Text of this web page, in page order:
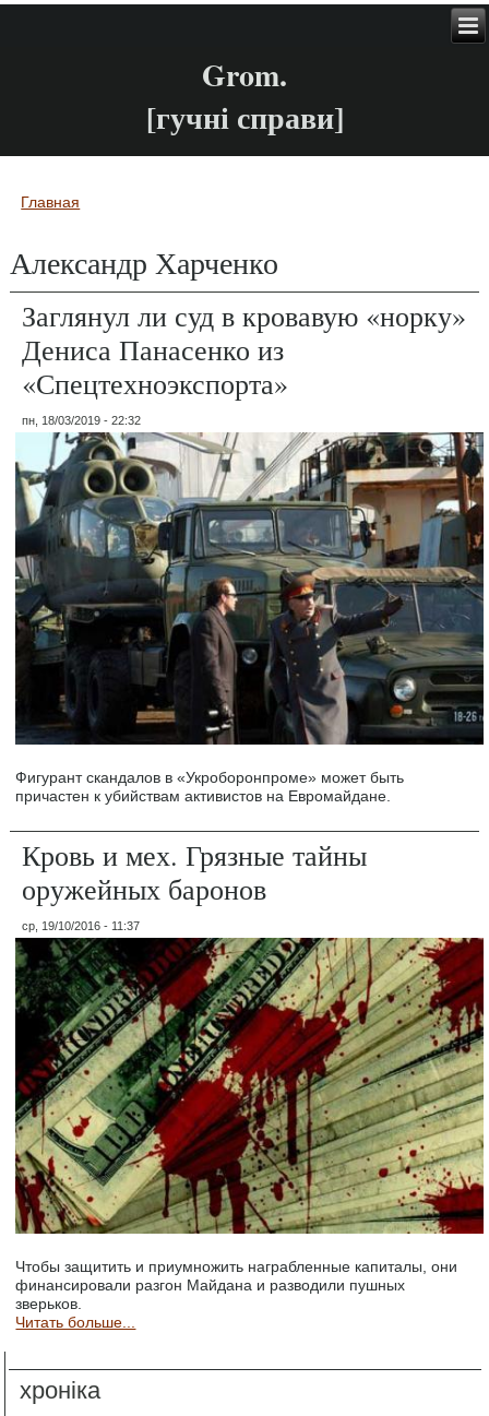
Grom.
[гучні справи]
Вы здесь
Главная
Александр Харченко
Заглянул ли суд в кровавую «норку»
Дениса Панасенко из
«Спецтехноэкспорта»
пн, 18/03/2019 - 22:32
Фигурант скандалов в «Укроборонпроме» может быть
причастен к убийствам активистов на Евромайдане.
Кровь и мех. Грязные тайны
оружейных баронов
ср, 19/10/2016 - 11:37
Чтобы защитить и приумножить награбленные капиталы, они
финансировали разгон Майдана и разводили пушных
зверьков.
Читать больше...
хроніка